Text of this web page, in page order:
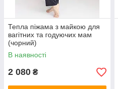
Тепла піжама з майкою для
вагітних та годуючих мам
(чорний)
В наявності
2 080 ₴